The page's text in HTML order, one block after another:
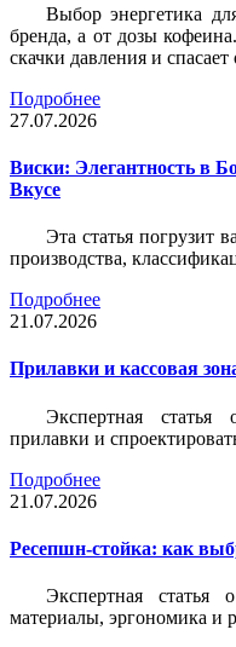
Выбор энергетика
бренда, а от дозы
скачки давления и спасает
Подробнее
27.07.2026
Виски: Элегантность в
Вкусе
Эта статья погрузит
производства,
Подробнее
21.07.2026
Прилавки и кассовая
Экспертная
прилавки и
Подробнее
21.07.2026
Ресепшн-стойка: как
Экспертная статья
материалы, эргономика и